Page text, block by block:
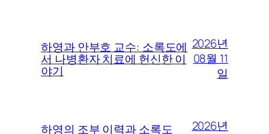
하영과 안부호 교수: 소록도에
서 나병환자 치료에 헌신한 이
야기
2026년
08월 11
일
하영의 조부 이력과 소록도
2026년